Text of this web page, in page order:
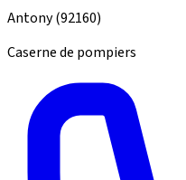
Antony(92160)
Caserne de pompiers